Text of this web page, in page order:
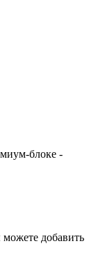
блоке -
добавить